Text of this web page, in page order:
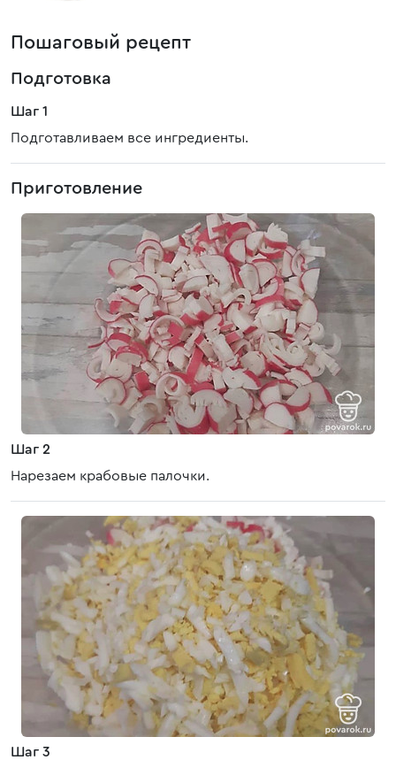
Пошаговый рецепт
Подготовка
Шаг 1
Подготавливаем все ингредиенты.
Приготовление
Шаг 2
Нарезаем крабовые палочки.
Шаг 3